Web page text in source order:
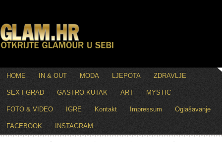
HOME IN & OUT MODA LJEPOTA ZDRAVLJE
SEX I GRAD GASTRO KUTAK ART MYSTIC
FOTO & VIDEO IGRE Kontakt Impressum Oglašavanje
FACEBOOK INSTAGRAM